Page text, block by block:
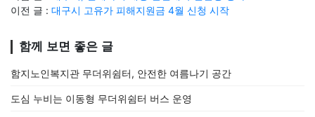
이전 글 : 대구시 고유가 피해지원금 4월 신청 시작
함께 보면 좋은 글
함지노인복지관 무더위쉼터, 안전한 여름나기 공간
도심 누비는 이동형 무더위쉼터 버스 운영